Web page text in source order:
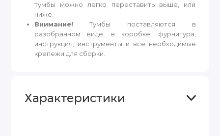
тумбы можно легко переставить выше, или
ниже.
Внимание! Тумбы поставляются в
разобранном виде, в коробке, фурнитура,
инструкция, инструменты и все необходимые
крепежи для сборки.
Характеристики